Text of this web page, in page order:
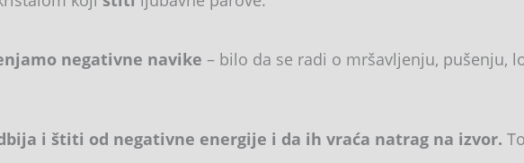
negativne navike – bilo da se radi o mršavljenju, pušenju,
i štiti od negativne energije i da ih vraća natrag na izvor.